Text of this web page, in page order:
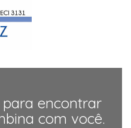
para encontrar
com você.